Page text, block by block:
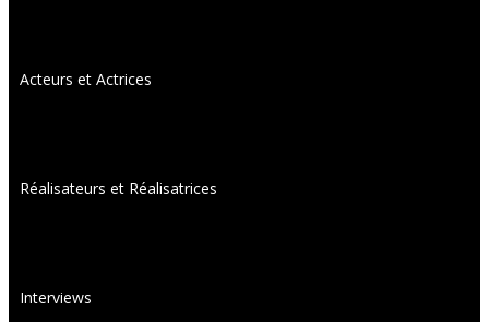
Acteurs et Actrices
Réalisateurs et Réalisatrices
Interviews